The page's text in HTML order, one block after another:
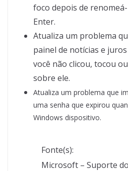
foco depois de
Enter.
Atualiza um problema
painel de notícias e
você não clicou, tocou
sobre ele.
Atualiza um problema que
uma senha que expirou
Windows dispositivo.
Fonte(s):
Microsoft – Suporte